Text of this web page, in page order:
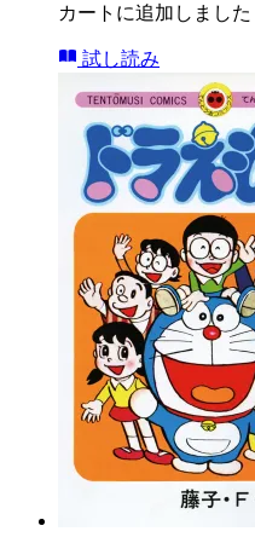
カートに追加しました
試し読み